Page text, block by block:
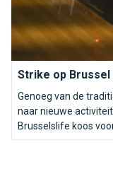
Strike op Brussel
Genoeg van de
naar nieuwe
Brusselslife koos